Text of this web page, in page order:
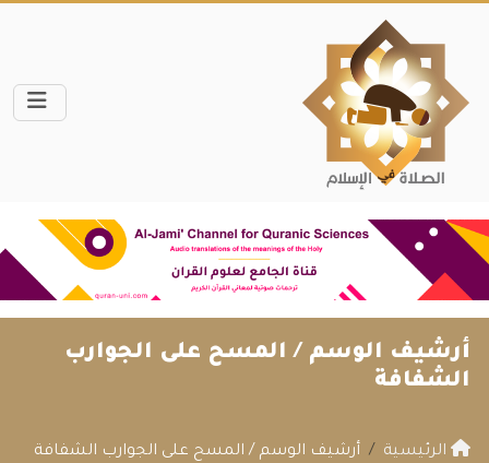
أرشيف الوسم / المسح على الجوارب
الشفافة
الرئيسية أرشيف الوسم / المسح على الجوارب الشفافة